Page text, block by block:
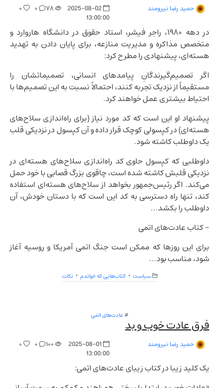
حمید رضا نیرومند
2025-08-02
13:00:00
۷۸ ۰ ۰
در دهه ۱۹۸۰، راجر فیشر، استاد حقوق در دانشگاه هاروارد و
متخصص مذاکره و مدیریت منازعه، برای پایان دادن به تهدید
هسته‌ای، پیشنهادی را مطرح کرد:
اگر تصمیم‌گیرندگانِ پیامدهای انسانی، تصمیماتشان را
مستقیماً از نزدیک تجربه کنند، احتمالاً نسبت به این تصمیم‌ها با
احتیاط بیشتری عمل خواهند کرد.
پیشنهاد او این است که کد مورد نیاز (برای راه‌اندازی سلاح‌های
هسته‌ای) در کپسولی کوچک قرار داده و آن کپسول در نزدیکی قلب
یک داوطلب کاشته شود.
داوطلبی که کپسول حاوی کد راه‌اندازی سلاح‌های هسته‌ای در
نزدیکی قلبش کاشته شده است، چاقوی بزرگ قصابی با خود حمل
می‌کند. اگر رئیس‌جمهور بخواهد از سلاح‌های هسته‌ای استفاده
کند، تنها راه دسترسی به کد این است که با دستان خودش، آن
داوطلب را بکشد...
- کتاب عادت‌های اتمی
برای این روزها که ممکن است جنگ اتمی آمریکا و روسیه آغاز
شود، مناسب بود...
سیاست کتاب‌هایی که خواندم نکات
#عادت‌های اتمی
فرق عادت خوب و بد
حمید رضا نیرومند
2025-08-01
13:00:00
۱۰۰ ۰ ۰
یک کلید زیبا در کتاب زیبای عادت‌های اتمی: